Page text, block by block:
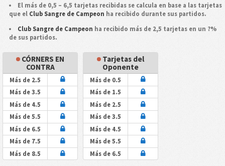
El más de 0,5 – 6,5 tarjetas recibidas se calcula en base a las tarjetas
que el Club Sangre de Campeon ha recibido durante sus partidos.
Club Sangre de Campeon ha recibido más de 2,5 tarjetas en un ?%
de sus partidos.
CÓRNERS EN
CONTRA
Más de 2.5
Más de 3.5
Más de 4.5
Más de 5.5
Más de 6.5
Más de 7.5
Más de 8.5
Tarjetas del
Oponente
Más de 0.5
Más de 1.5
Más de 2.5
Más de 3.5
Más de 4.5
Más de 5.5
Más de 6.5